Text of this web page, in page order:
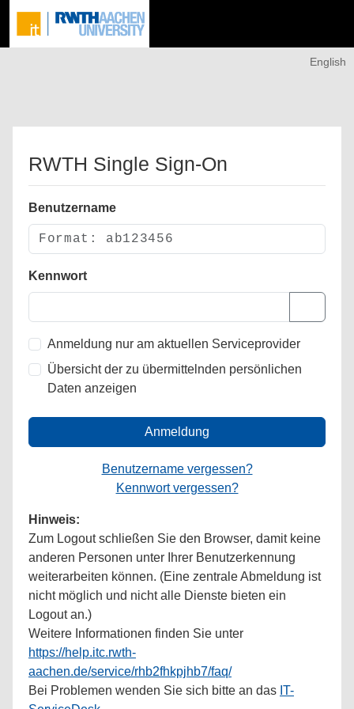
English
RWTH Single Sign-On
Benutzername
Kennwort
Anmeldung nur am aktuellen Serviceprovider
Übersicht der zu übermittelnden persönlichen
Daten anzeigen
Anmeldung
Benutzername vergessen?
Kennwort vergessen?
Hinweis:
Zum Logout schließen Sie den Browser, damit keine
anderen Personen unter Ihrer Benutzerkennung
weiterarbeiten können. (Eine zentrale Abmeldung ist
nicht möglich und nicht alle Dienste bieten ein
Logout an.)
Weitere Informationen finden Sie unter
https://help.itc.rwth-
aachen.de/service/rhb2fhkpjhb7/faq/
Bei Problemen wenden Sie sich bitte an das IT-